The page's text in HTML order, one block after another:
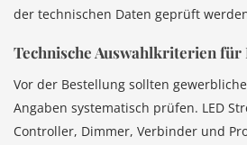
der technischen Daten geprüft
Technische Auswahlkriterien für
Vor der Bestellung sollten
Angaben systematisch prüfen. LED
Controller, Dimmer, Verbinder und